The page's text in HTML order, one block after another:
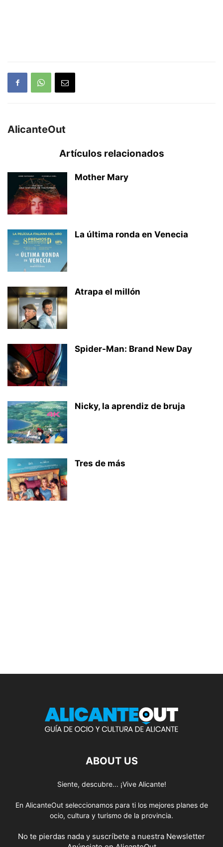
AlicanteOut
Artículos relacionados
Mother Mary
La última ronda en Venecia
Atrapa el millón
Spider-Man: Brand New Day
Nicky, la aprendiz de bruja
Tres de más
ABOUT US
Siente, descubre... ¡Vive Alicante!
En AlicanteOut seleccionamos para ti los mejores planes de
ocio, cultura y turismo de la provincia.
No te pierdas nada y suscríbete a nuestra Newsletter